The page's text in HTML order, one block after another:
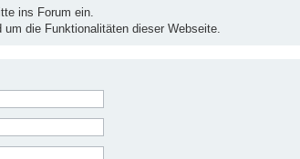
ins Forum ein.
die Funktionalitäten dieser Webseite.